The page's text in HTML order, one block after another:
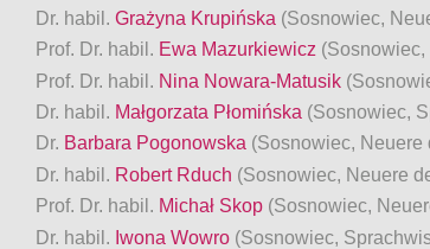
Dr. habil. Grażyna Krupińska (Sosnowiec,
Prof. Dr. habil. Ewa Mazurkiewicz
Prof. Dr. habil. Nina Nowara-Matusik
Dr. habil. Małgorzata Płomińska (Sosnowiec,
Dr. Barbara Pogonowska (Sosnowiec, Neuere
Dr. habil. Robert Rduch (Sosnowiec, Neuere
Prof. Dr. habil. Michał Skop (Sosnowiec,
Dr. habil. Iwona Wowro (Sosnowiec,